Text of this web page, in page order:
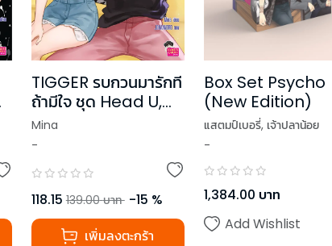
TIGGER รบกวนมารักที
ถ้ามีใจ ชุด Head U,
Luv You
Mina
-
118.15 139.00 บาท -15 %
เพิ่มลงตะกร้า
Box Set Psycho
(New Edition)
แสตมป์เบอรี่, เจ้าปลาน้อย
-
1,384.00 บาท
Add Wishlist